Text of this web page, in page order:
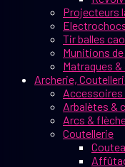
Projecteurs
Tir balles
Munitions
Matraques
Archerie,
Accessoires
Arbalètes &
Arcs &
Coutellerie